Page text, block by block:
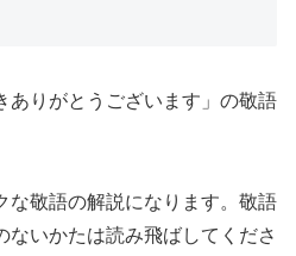
ありがとうございます」の敬語
な敬語の解説になります。敬語
ないかたは読み飛ばしてくださ